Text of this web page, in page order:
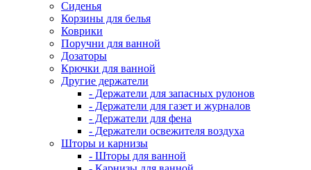
Сиденья
Корзины для белья
Коврики
Поручни для ванной
Дозаторы
Крючки для ванной
Другие держатели
- Держатели для запасных рулонов
- Держатели для газет и журналов
- Держатели для фена
- Держатели освежителя воздуха
Шторы и карнизы
- Шторы для ванной